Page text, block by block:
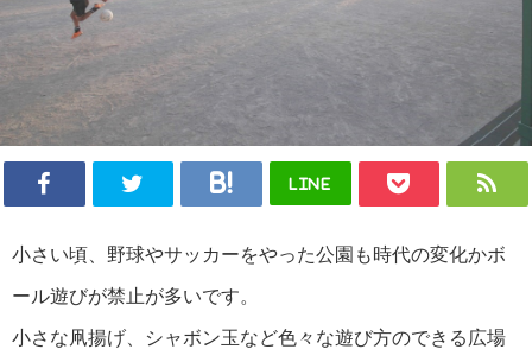
LINE
小さい頃、野球やサッカーをやった公園も時代の変化かボ
ール遊びが禁止が多いです。
小さな凧揚げ、シャボン玉など色々な遊び方のできる広場